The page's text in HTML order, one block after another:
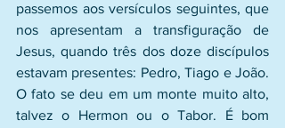
passemos aos versículos seguintes, que
nos apresentam a transfiguração de
Jesus, quando três dos doze discípulos
estavam presentes: Pedro, Tiago e João.
O fato se deu em um monte muito alto,
talvez o Hermon ou o Tabor. É bom